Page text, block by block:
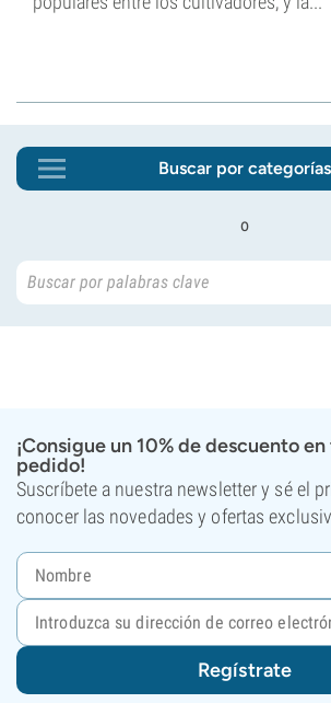
Buscar por categorías
o
¡Consigue un 10% de descuento
pedido!
Suscríbete a nuestra newsletter y sé el
conocer las novedades y ofertas
Regístrate